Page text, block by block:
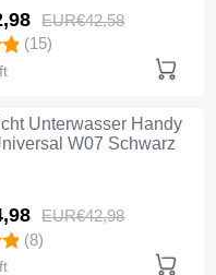
98 EUR€42,58
(15)
Unterwasser Handy
W07 Schwarz
98 EUR€42,98
(8)